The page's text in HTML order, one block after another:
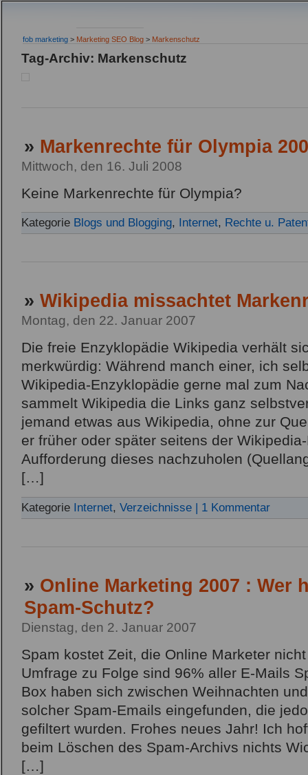
fob marketing > Marketing SEO Blog > Markenschutz
Tag-Archiv: Markenschutz
» Markenrechte für Olympia
Mittwoch, den 16. Juli 2008
Keine Markenrechte für Olympia?
Kategorie Blogs und Blogging, Internet, Rechte u.
» Wikipedia missachtet
Montag, den 22. Januar 2007
Die freie Enzyklopädie Wikipedia verhält
merkwürdig: Während manch einer, ich
Wikipedia-Enzyklopädie gerne mal zum
sammelt Wikipedia die Links ganz
jemand etwas aus Wikipedia, ohne zur
er früher oder später seitens der
Aufforderung dieses nachzuholen
[…]
Kategorie Internet, Verzeichnisse | 1 Kommentar
» Online Marketing 2007 : Wer
Spam-Schutz?
Dienstag, den 2. Januar 2007
Spam kostet Zeit, die Online Marketer
Umfrage zu Folge sind 96% aller E-Mails
Box haben sich zwischen Weihnachten
solcher Spam-Emails eingefunden, die
gefiltert wurden. Frohes neues Jahr! Ich
beim Löschen des Spam-Archivs nichts
[…]